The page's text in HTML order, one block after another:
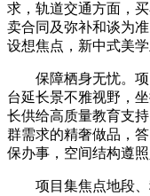
求，轨道交通方面，
卖合同及弥补和谈为
设想焦点，新中式美
保障栖身无忧。项
台延长景不雅视野，
长供给高质量教育支
群需求的精奢做品，
保办事，空间结构遵照
项目集焦点地段、